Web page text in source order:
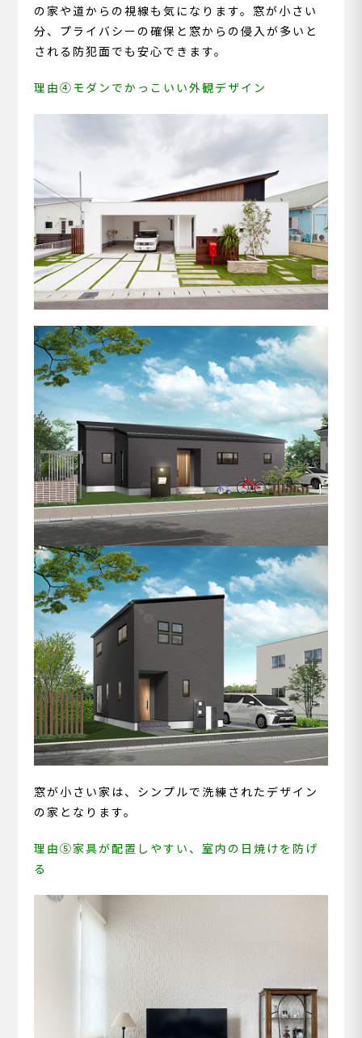
の家や道からの視線も気になります。窓が小さい
分、プライバシーの確保と窓からの侵入が多いと
される防犯面でも安心できます。
理由④モダンでかっこいい外観デザイン
窓が小さい家は、シンプルで洗練されたデザイン
の家となります。
理由⑤家具が配置しやすい、室内の日焼けを防げ
る